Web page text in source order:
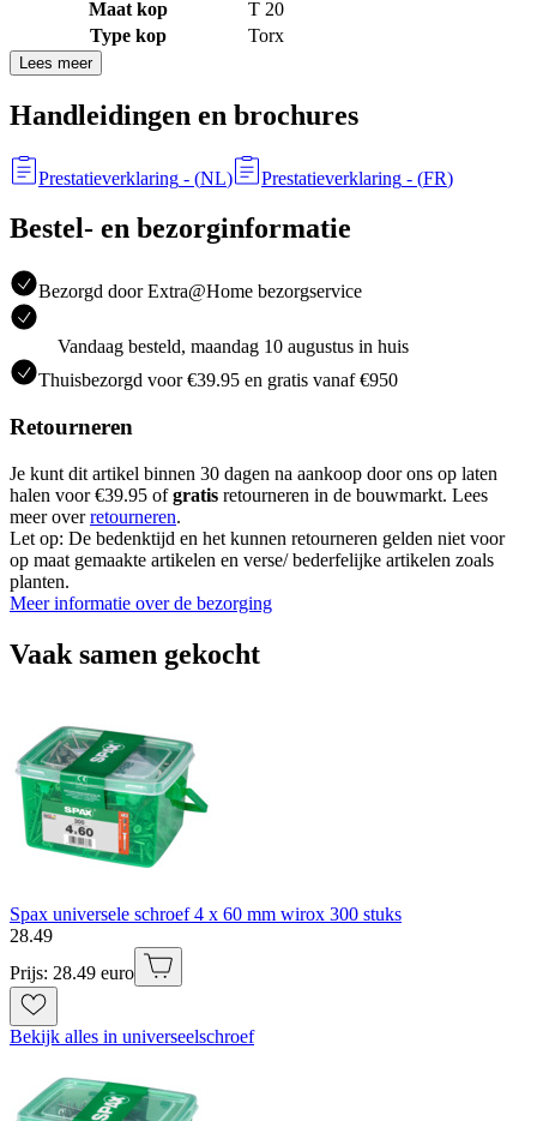
Maat kop
T 20
Type kop
Torx
Lees meer
Handleidingen en brochures
Prestatieverklaring - (NL) Prestatieverklaring - (FR)
Bestel- en bezorginformatie
Bezorgd door Extra@Home bezorgservice
Vandaag besteld, maandag 10 augustus in huis
Thuisbezorgd voor €39.95 en gratis vanaf €950
Retourneren
Je kunt dit artikel binnen 30 dagen na aankoop door ons op laten
halen voor €39.95 ofgratis retourneren in de bouwmarkt. Lees
meer overretourneren.
Let op: De bedenktijd en het kunnen retourneren gelden niet voor
op maat gemaakte artikelen en verse/ bederfelijke artikelen zoals
planten.
Meer informatie over de bezorging
Vaak samen gekocht
Spax universele schroef 4 x 60 mm wirox 300 stuks
28.49
Prijs: 28.49 euro
Bekijk alles in universeelschroef